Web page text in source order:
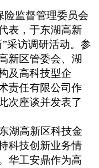
险监督管理委员会
表，于东湖高新
”采访调研活动。参
新区管委会、湖
及高科技型企
责任有限公司作
次座谈并发表了
湖高新区科技金
科技创新业务情
华工安鼎作为高